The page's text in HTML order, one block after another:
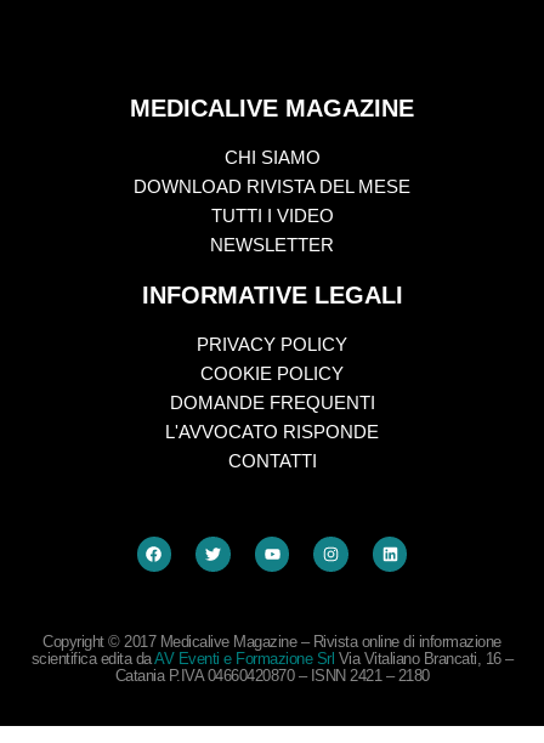
MEDICALIVE MAGAZINE
CHI SIAMO
DOWNLOAD RIVISTA DEL MESE
TUTTI I VIDEO
NEWSLETTER
INFORMATIVE LEGALI
PRIVACY POLICY
COOKIE POLICY
DOMANDE FREQUENTI
L'AVVOCATO RISPONDE
CONTATTI
Copyright © 2017 Medicalive Magazine – Rivista online di informazione
scientifica edita daAV Eventi e Formazione Srl Via Vitaliano Brancati, 16 –
Catania P.IVA 04660420870 – ISNN 2421 – 2180